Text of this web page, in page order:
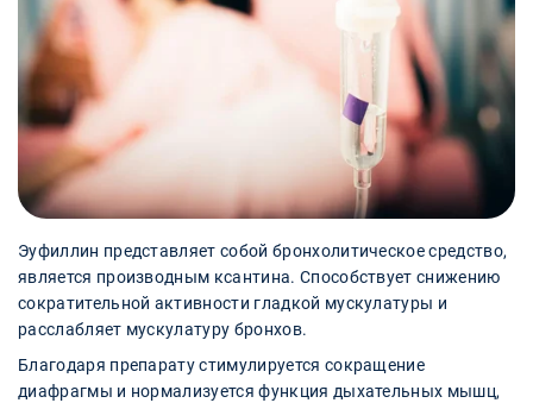
Эуфиллин представляет собой бронхолитическое средство,
является производным ксантина. Способствует снижению
сократительной активности гладкой мускулатуры и
расслабляет мускулатуру бронхов.
Благодаря препарату стимулируется сокращение
диафрагмы и нормализуется функция дыхательных мышц,